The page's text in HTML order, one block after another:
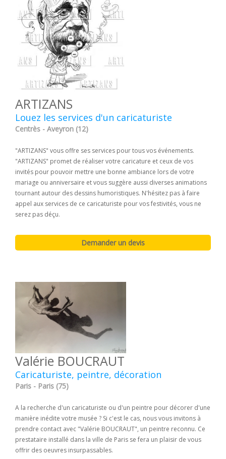
ARTIZANS
Louez les services d'un caricaturiste
Centrès - Aveyron (12)
"ARTIZANS" vous offre ses services pour tous vos événements.
"ARTIZANS" promet de réaliser votre caricature et ceux de vos
invités pour pouvoir mettre une bonne ambiance lors de votre
mariage ou anniversaire et vous suggère aussi diverses animations
tournant autour des dessins humoristiques. N'hésitez pas à faire
appel aux services de ce caricaturiste pour vos festivités, vous ne
serez pas déçu.
​Valérie BOUCRAUT
Caricaturiste, peintre, décoration
Paris - Paris (75)
A la recherche d'un caricaturiste ou d'un peintre pour décorer d'une
manière inédite votre musée ? Si c'est le cas, nous vous invitons à
prendre contact avec "​Valérie BOUCRAUT", un peintre reconnu. Ce
prestataire installé dans la ville de Paris se fera un plaisir de vous
offrir des oeuvres insurpassables.